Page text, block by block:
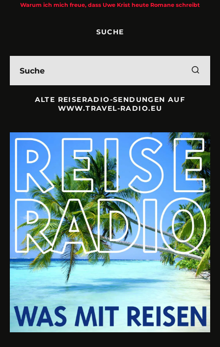
Warum ich mich freue, dass Uwe Krist heute Romane schreibt
SUCHE
ALTE REISERADIO-SENDUNGEN AUF
WWW.TRAVEL-RADIO.EU